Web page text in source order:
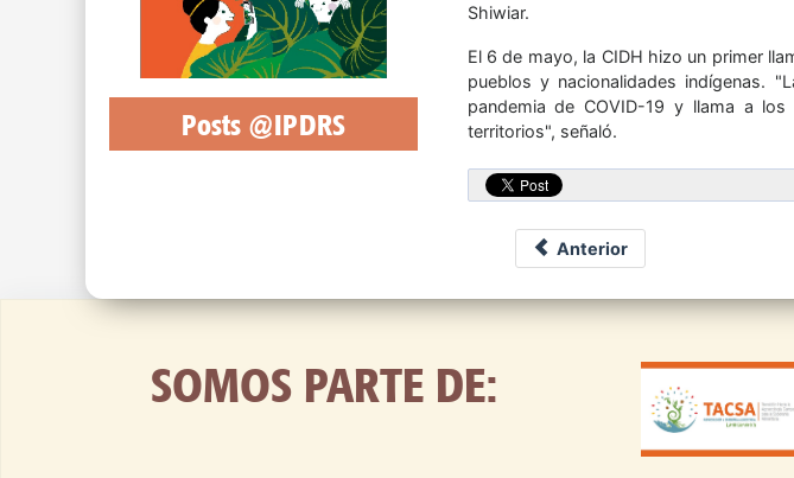
Posts @IPDRS
Shiwiar.
El 6 de mayo, la CIDH hizo un primer
pueblos y nacionalidades indígenas.
pandemia de COVID-19 y llama a
territorios", señaló.
Anterior
SOMOS PARTE DE: